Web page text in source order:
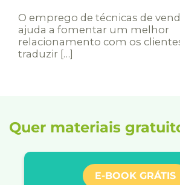
O emprego de técnicas de
ajuda a fomentar um melhor
relacionamento com os
traduzir […]
Quer materiais
E-BOOK GRÁTIS